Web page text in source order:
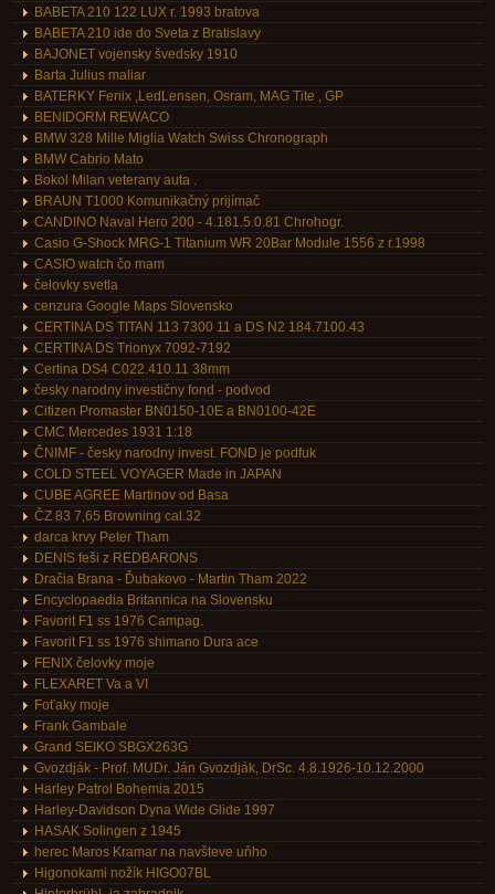
BABETA 210 122 LUX r. 1993 bratova
BABETA 210 ide do Sveta z Bratislavy
BAJONET vojensky švedsky 1910
Barta Julius maliar
BATERKY Fenix ,LedLensen, Osram, MAG Tite , GP
BENIDORM REWACO
BMW 328 Mille Miglia Watch Swiss Chronograph
BMW Cabrio Mato
Bokol Milan veterany auta .
BRAUN T1000 Komunikačný prijímač
CANDINO Naval Hero 200 - 4.181.5.0.81 Chrohogr.
Casio G-Shock MRG-1 Titanium WR 20Bar Module 1556 z r.1998
CASIO watch čo mam
čelovky svetla
cenzura Google Maps Slovensko
CERTINA DS TITAN 113 7300 11 a DS N2 184.7100.43
CERTINA DS Trionyx 7092-7192
Certina DS4 C022.410.11 38mm
česky narodny investičny fond - podvod
Citizen Promaster BN0150-10E a BN0100-42E
CMC Mercedes 1931 1:18
ČNIMF - česky narodny invest. FOND je podfuk
COLD STEEL VOYAGER Made in JAPAN
CUBE AGREE Martinov od Basa
ČZ 83 7,65 Browning cal.32
darca krvy Peter Tham
DENIS feši z REDBARONS
Dračia Brana - Ďubakovo - Martin Tham 2022
Encyclopaedia Britannica na Slovensku
Favorit F1 ss 1976 Campag.
Favorit F1 ss 1976 shimano Dura ace
FENIX čelovky moje
FLEXARET Va a VI
Foťaky moje
Frank Gambale
Grand SEIKO SBGX263G
Gvozdják - Prof. MUDr. Ján Gvozdják, DrSc. 4.8.1926-10.12.2000
Harley Patrol Bohemia 2015
Harley-Davidson Dyna Wide Glide 1997
HASAK Solingen z 1945
herec Maros Kramar na navšteve uňho
Higonokami nožík HIGO07BL